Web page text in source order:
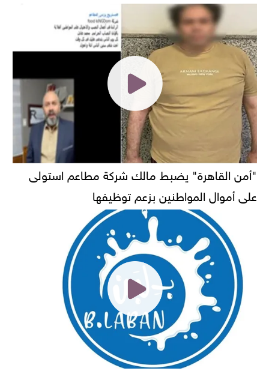
"أمن القاهرة" يضبط مالك شركة مطاعم استولى
على أموال المواطنين بزعم توظيفها